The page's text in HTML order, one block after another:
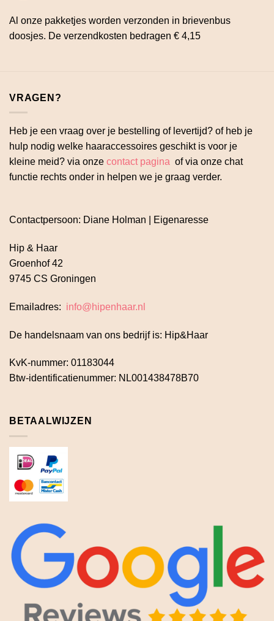
Al onze pakketjes worden verzonden in brievenbus
doosjes. De verzendkosten bedragen € 4,15
VRAGEN?
Heb je een vraag over je bestelling of levertijd? of heb je
hulp nodig welke haaraccessoires geschikt is voor je
kleine meid? via onze contact pagina of via onze chat
functie rechts onder in helpen we je graag verder.
Contactpersoon: Diane Holman | Eigenaresse
Hip & Haar
Groenhof 42
9745 CS Groningen
Emailadres: info@hipenhaar.nl
De handelsnaam van ons bedrijf is: Hip&Haar
KvK-nummer: 01183044
Btw-identificatienummer: NL001438478B70
BETAALWIJZEN